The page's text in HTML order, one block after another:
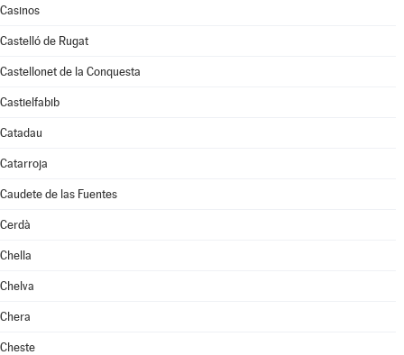
Casinos
Castelló de Rugat
Castellonet de la Conquesta
Castielfabib
Catadau
Catarroja
Caudete de las Fuentes
Cerdà
Chella
Chelva
Chera
Cheste